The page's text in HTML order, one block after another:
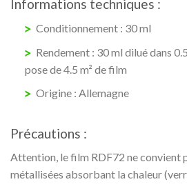
Informations techniques :
Conditionnement : 30 ml
Rendement : 30 ml dilué dans
pose de 4.5 m² de film
Origine : Allemagne
Précautions :
Attention, le film RDF72 ne convient
métallisées absorbant la chaleur